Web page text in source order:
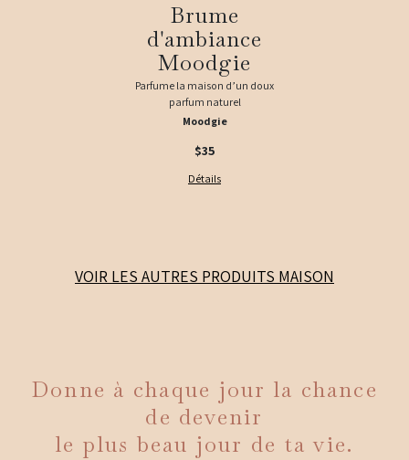
Brume
d'ambiance
Moodgie
Parfume la maison d’un doux
parfum naturel
Moodgie
$35
Détails
VOIR LES AUTRES PRODUITS MAISON
Donne à chaque jour la chance
de devenir
le plus beau jour de ta vie.